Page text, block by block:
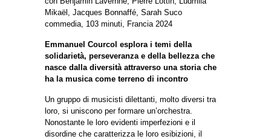
Mikaël, Jacques Bonnaffé, Sarah Suco
commedia, 103 minuti, Francia 2024
Emmanuel Courcol esplora i temi della
solidarietà, perseveranza e della bellezza che
nasce dalla diversità attraverso una storia che
ha la musica come terreno di incontro
Un gruppo di musicisti dilettanti, molto diversi tra
loro, si uniscono per formare un’orchestra.
Nonostante le loro evidenti imperfezioni e il
disordine che caratterizza le loro esibizioni, il